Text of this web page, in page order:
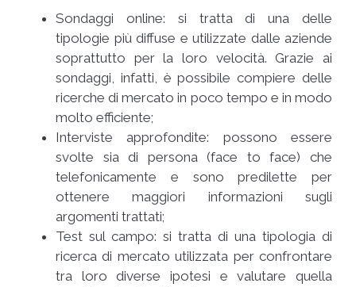
Sondaggi online: si tratta di una delle
tipologie più diffuse e utilizzate dalle aziende
soprattutto per la loro velocità. Grazie ai
sondaggi, infatti, è possibile compiere delle
ricerche di mercato in poco tempo e in modo
molto efficiente;
Interviste approfondite: possono essere
svolte sia di persona (face to face) che
telefonicamente e sono predilette per
ottenere maggiori informazioni sugli
argomenti trattati;
Test sul campo: si tratta di una tipologia di
ricerca di mercato utilizzata per confrontare
tra loro diverse ipotesi e valutare quella